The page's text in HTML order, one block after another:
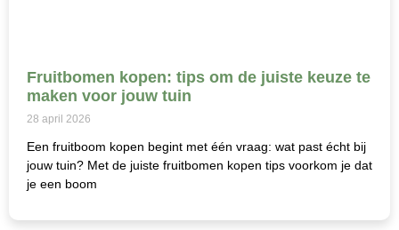
Fruitbomen kopen: tips om de juiste keuze te
maken voor jouw tuin
28 april 2026
Een fruitboom kopen begint met één vraag: wat past écht bij
jouw tuin? Met de juiste fruitbomen kopen tips voorkom je dat
je een boom